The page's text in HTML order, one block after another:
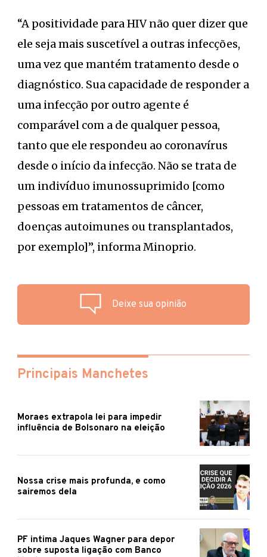
“A positividade para HIV não quer dizer que
ele seja mais suscetível a outras infecções,
uma vez que mantém tratamento desde o
diagnóstico. Sua capacidade de responder a
uma infecção por outro agente é
comparável com a de qualquer pessoa,
tanto que ele respondeu ao coronavírus
desde o início da infecção. Não se trata de
um indivíduo imunossuprimido [como
pessoas em tratamentos de câncer,
doenças autoimunes ou transplantados,
por exemplo]”, informa Minoprio.
Deixe sua opinião
Principais Manchetes
Moraes extrapola lei para impedir
influência de Bolsonaro na eleição
Nossa crise mais profunda, e como
sairemos dela
PF intima Jaques Wagner para depor
sobre suposta ligação com Banco